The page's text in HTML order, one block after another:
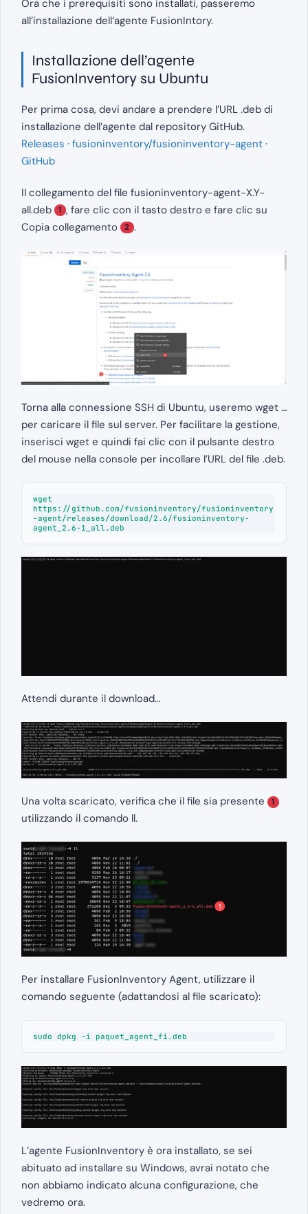
Ora che i prerequisiti sono installati, passeremo
all’installazione dell’agente FusionIntory.
Installazione dell’agente
FusionInventory su Ubuntu
Per prima cosa, devi andare a prendere l’URL .deb di
installazione dell’agente dal repository GitHub.
Releases · fusioninventory/fusioninventory-agent ·
GitHub
Il collegamento del file fusioninventory-agent-X.Y-
all.deb
1 , fare clic con il tasto destro e fare clic su
Copia collegamento
2 .
Torna alla connessione SSH di Ubuntu, useremo wget …
per caricare il file sul server. Per facilitare la gestione,
inserisci wget e quindi fai clic con il pulsante destro
del mouse nella console per incollare l’URL del file .deb.
wget
https://github.com/fusioninventory/fusioninventory
-agent/releases/download/2.6/fusioninventory-
agent_2.6-1_all.deb
Attendi durante il download…
Una volta scaricato, verifica che il file sia presente 1
utilizzando il comando ll.
Per installare FusionInventory Agent, utilizzare il
comando seguente (adattandosi al file scaricato):
sudo dpkg -i paquet_agent_fi.deb
L’agente FusionInventory è ora installato, se sei
abituato ad installare su Windows, avrai notato che
non abbiamo indicato alcuna configurazione, che
vedremo ora.